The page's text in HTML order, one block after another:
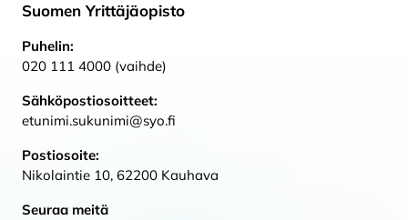
Suomen Yrittäjäopisto
Puhelin:
020 111 4000 (vaihde)
Sähköpostiosoitteet:
etunimi.sukunimi@syo.fi
Postiosoite:
Nikolaintie 10, 62200 Kauhava
Seuraa meitä